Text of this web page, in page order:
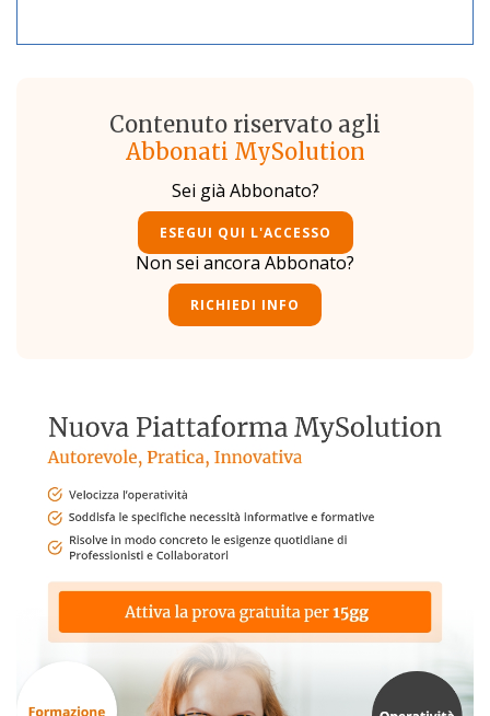
Contenuto riservato agli
Abbonati MySolution
Sei già Abbonato?
ESEGUI QUI L'ACCESSO
Non sei ancora Abbonato?
RICHIEDI INFO